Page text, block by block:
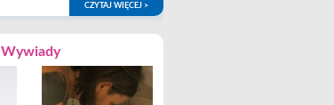
CZYTAJ WIĘCEJ >
Wywiady